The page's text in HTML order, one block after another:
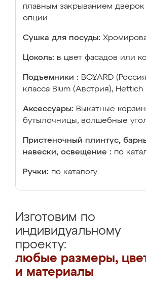
плавным закрыванием дверок
опции
Сушка для посуды:
Цоколь: в цвет фасадов или
Подъемники : BOYARD
класса Blum (Австрия), Hettich
Аксессуары: Выкатные
бутылочницы, волшебные
Пристеночный плинтус,
навески, освещение : по
Ручки: по каталогу
Изготовим по
индивидуальному
проекту:
любые размеры,
и материалы